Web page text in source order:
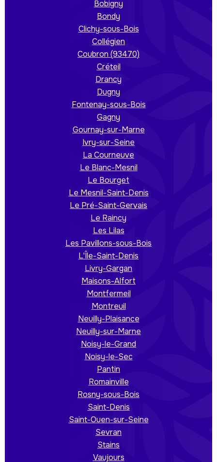
Bobigny
Bondy
Clichy-sous-Bois
Collégien
Coubron (93470)
Créteil
Drancy
Dugny
Fontenay-sous-Bois
Gagny
Gournay-sur-Marne
Ivry-sur-Seine
La Courneuve
Le Blanc-Mesnil
Le Bourget
Le Mesnil-Saint-Denis
Le Pré-Saint-Gervais
Le Raincy
Les Lilas
Les Pavillons-sous-Bois
L'Île-Saint-Denis
Livry-Gargan
Maisons-Alfort
Montfermeil
Montreuil
Neuilly-Plaisance
Neuilly-sur-Marne
Noisy-le-Grand
Noisy-le-Sec
Pantin
Romainville
Rosny-sous-Bois
Saint-Denis
Saint-Ouen-sur-Seine
Sevran
Stains
Vaujours